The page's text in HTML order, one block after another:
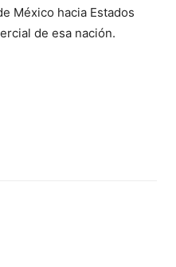
México hacia Estados
de esa nación.